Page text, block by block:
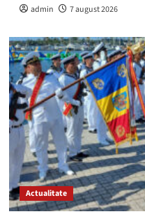
admin 7 august 2026
Actualitate